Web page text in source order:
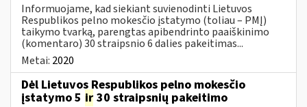
Informuojame, kad siekiant suvienodinti Lietuvos
Respublikos pelno mokesčio įstatymo (toliau – PMĮ)
taikymo tvarką, parengtas apibendrinto paaiškinimo
(komentaro) 30 straipsnio 6 dalies pakeitimas...
Metai: 2020
Dėl Lietuvos Respublikos pelno mokesčio
įstatymo 5 ir 30 straipsnių pakeitimo